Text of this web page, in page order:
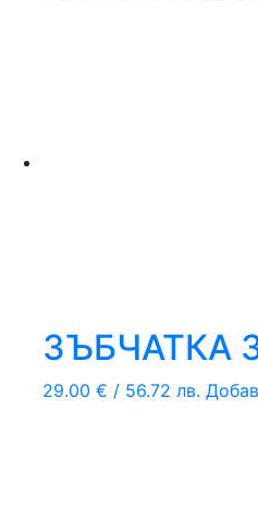
ЗЪБЧАТКА
29.00 € / 56.72 лв.